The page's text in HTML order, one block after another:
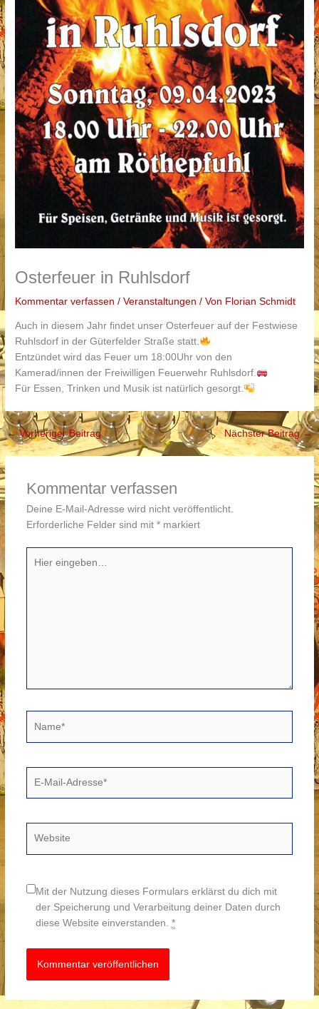
Osterfeuer in Ruhlsdorf
Kommentar verfassen /Veranstaltungen / Von Florian Schmidt
Auch in diesem Jahr findet unser Osterfeuer auf der Festwiese
Ruhlsdorf in der Güterfelder Straße statt.
Entzündet wird das Feuer um 18:00Uhr von den
Kamerad/innen der Freiwilligen Feuerwehr Ruhlsdorf.
Für Essen, Trinken und Musik ist natürlich gesorgt.
←Vorheriger Beitrag Nächster Beitrag→
Kommentar verfassen
Deine E-Mail-Adresse wird nicht veröffentlicht.
Erforderliche Felder sind mit *markiert
eingeben…
Mail-
Mit der Nutzung dieses Formulars erklärst du dich mit
der Speicherung und Verarbeitung deiner Daten durch
diese Website einverstanden. *